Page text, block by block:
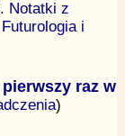
. Notatki z
Futurologia i
raz w
)